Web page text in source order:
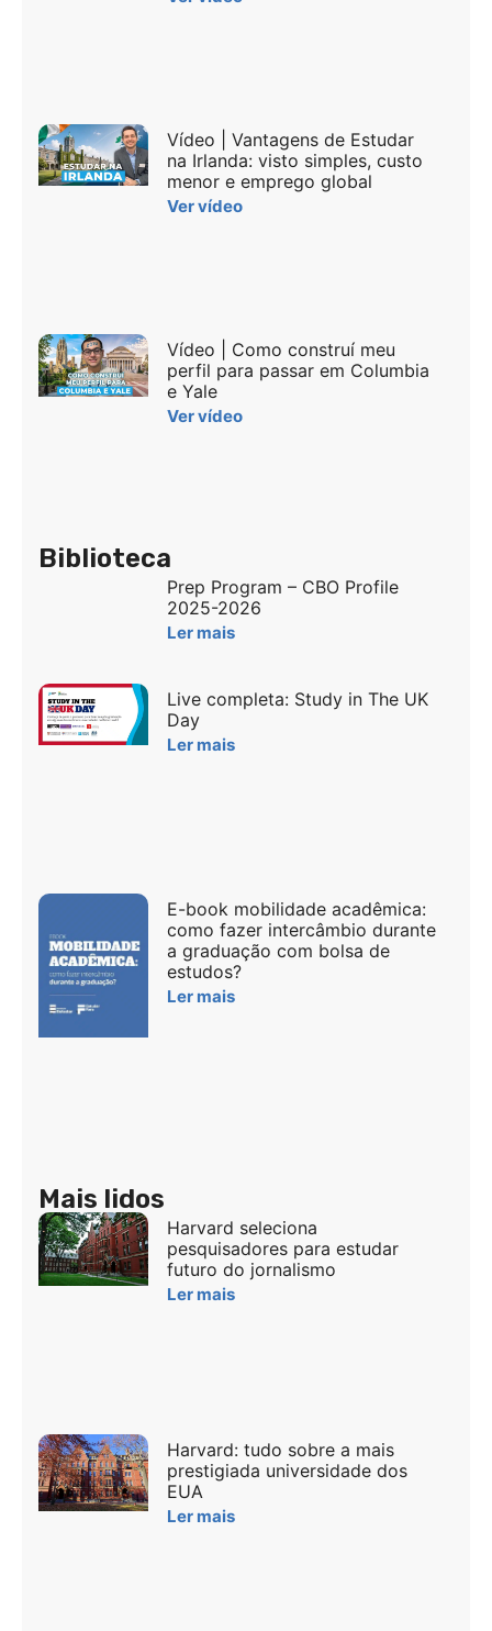
Vídeo | Vantagens de Estudar
na Irlanda: visto simples, custo
menor e emprego global
Ver vídeo
Vídeo | Como construí meu
perfil para passar em Columbia
e Yale
Ver vídeo
Biblioteca
Prep Program – CBO Profile
2025-2026
Ler mais
Live completa: Study in The UK
Day
Ler mais
E-book mobilidade acadêmica:
como fazer intercâmbio durante
a graduação com bolsa de
estudos?
Ler mais
Mais lidos
Harvard seleciona
pesquisadores para estudar
futuro do jornalismo
Ler mais
Harvard: tudo sobre a mais
prestigiada universidade dos
EUA
Ler mais